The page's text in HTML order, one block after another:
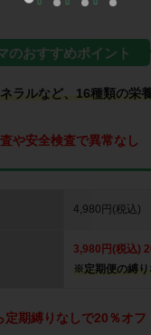
ラルなど、16種類の栄
や安全検査で異常なし
4,980円(税込)
3,980円(税込)
※定期便の縛り
定期縛りなしで20％オフ